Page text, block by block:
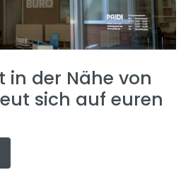
in der Nähe von
sich auf euren